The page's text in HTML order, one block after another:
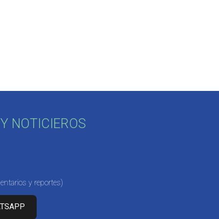
NOTICIEROS
y reportes)